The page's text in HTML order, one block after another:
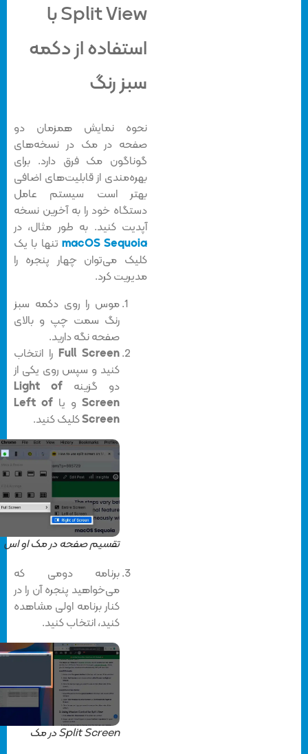
Split View با
استفاده از دکمه
سبز رنگ
نحوه نمایش همزمان دو
صفحه در مک در نسخه‌های
گوناگون مک فرق دارد. برای
بهره‌مندی از قابلیت‌های اضافی
بهتر است سیستم عامل
دستگاه خود را به آخرین نسخه
آپدیت کنید. به طور مثال، در
macOS Sequoiaتنها با یک
کلیک می‌توان چهار پنجره را
مدیریت کرد.
موس را روی دکمه سبز
رنگ سمت چپ و بالای
صفحه نگه دارید.
Full Screen را انتخاب
کنید و سپس روی یکی از
دو گزینهLight of
Screenو یاLeft of
Screenکلیک کنید.
تقسیم صفحه در مک او اس
برنامه دومی که
می‌خواهید پنجره آن را در
کنار برنامه اولی مشاهده
کنید، انتخاب کنید.
Split Screen در مک